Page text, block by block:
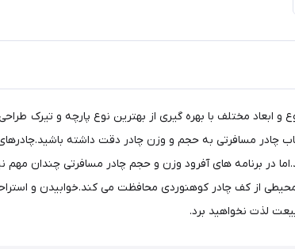
و ابعاد مختلف با بهره گیری از بهترین نوع پارچه و تیرک
چادر مسافرتی به حجم و وزن چادر دقت داشته
در برنامه های آفرود وزن و حجم چادر مسافرتی چندان مهم
از کف چادر کوهنوردی محافظت می کند.خوابیدن و
لذت نخواهید برد.